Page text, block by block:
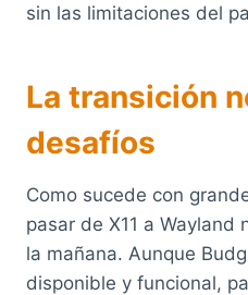
sin las limitaciones del
La transición
desafíos
Como sucede con
pasar de X11 a Wayland
la mañana. Aunque
disponible y funcional,